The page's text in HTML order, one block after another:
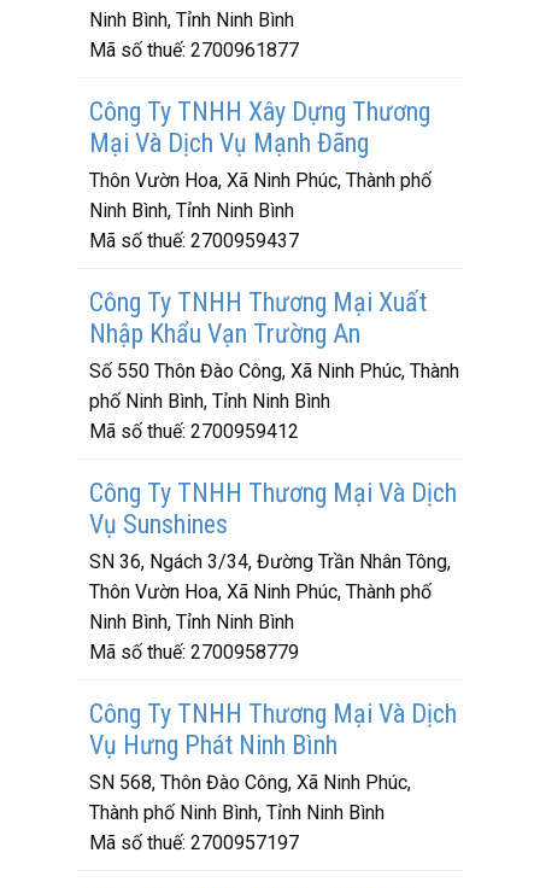
Ninh Bình, Tỉnh Ninh Bình
Mã số thuế: 2700961877
Công Ty TNHH Xây Dựng Thương
Mại Và Dịch Vụ Mạnh Đãng
Thôn Vườn Hoa, Xã Ninh Phúc, Thành phố
Ninh Bình, Tỉnh Ninh Bình
Mã số thuế: 2700959437
Công Ty TNHH Thương Mại Xuất
Nhập Khẩu Vạn Trường An
Số 550 Thôn Đào Công, Xã Ninh Phúc, Thành
phố Ninh Bình, Tỉnh Ninh Bình
Mã số thuế: 2700959412
Công Ty TNHH Thương Mại Và Dịch
Vụ Sunshines
SN 36, Ngách 3/34, Đường Trần Nhân Tông,
Thôn Vườn Hoa, Xã Ninh Phúc, Thành phố
Ninh Bình, Tỉnh Ninh Bình
Mã số thuế: 2700958779
Công Ty TNHH Thương Mại Và Dịch
Vụ Hưng Phát Ninh Bình
SN 568, Thôn Đào Công, Xã Ninh Phúc,
Thành phố Ninh Bình, Tỉnh Ninh Bình
Mã số thuế: 2700957197